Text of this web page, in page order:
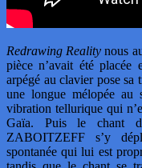
Redrawing Reality nous
pièce n’avait été
arpégé au clavier pose sa
une longue mélopée au
vibration tellurique qui
Gaïa. Puis le chant
ZABOITZEFF s’y
spontanée qui lui est